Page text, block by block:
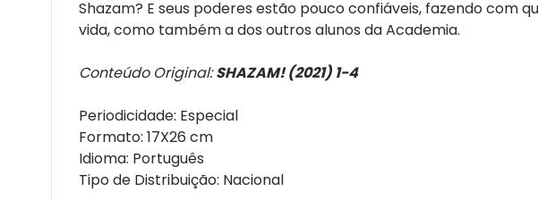
Shazam? E seus poderes estão pouco confiáveis, fazendo com
vida, como também a dos outros alunos da Academia.
Conteúdo Original:SHAZAM! (2021) 1-4
Periodicidade: Especial
Formato: 17X26 cm
Idioma: Português
Tipo de Distribuição: Nacional